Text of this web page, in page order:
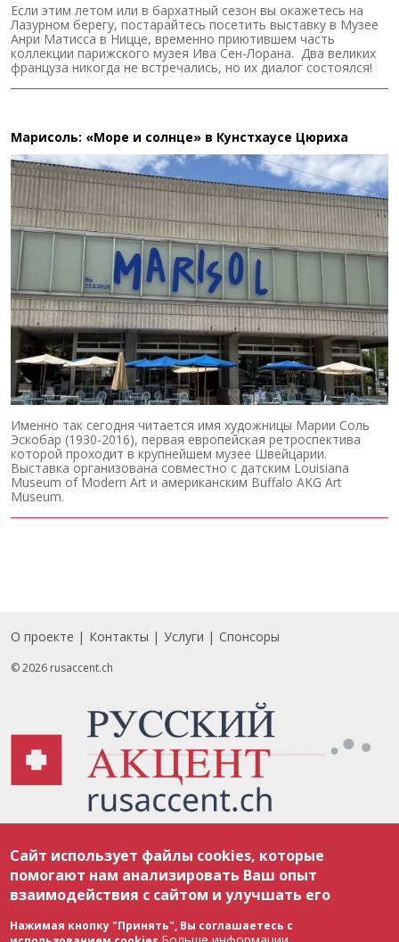
Если этим летом или в бархатный сезон вы окажетесь на
Лазурном берегу, постарайтесь посетить выставку в Музее
Анри Матисса в Ницце, временно приютившем часть
коллекции парижского музея Ива Сен-Лорана. Два великих
француза никогда не встречались, но их диалог состоялся!
Марисоль: «Море и солнце» в Кунстхаусе Цюриха
Именно так сегодня читается имя художницы Марии Соль
Эскобар (1930-2016), первая европейская ретроспектива
которой проходит в крупнейшем музее Швейцарии.
Выставка организована совместно с датским Louisiana
Museum of Modern Art и американским Buffalo AKG Art
Museum.
Footer
О проекте Контакты Услуги Спонсоры
© 2026 rusaccent.ch
соответствии с законодательством Швейцарии об авторском праве и
международными соглашениями. Полное или частичное использование
материалов возможно только с разрешения редакции. В случае полного
или частичного воспроизведения материалов сайта rusaccent.ch,
ОБЯЗАТЕЛЬНА АКТИВНАЯ ГИПЕРССЫЛКА на конкретный заимствованный
текст. Фотоизображения, размещенные редакцией rusaccent.ch, являются
ее исключительной собственностью. Полное или частичное
Сайт использует файлы cookies, которые
помогают нам анализировать Ваш опыт
взаимодействия с сайтом и улучшать его
Нажимая кнопку "Принять", Вы соглашаетесь с